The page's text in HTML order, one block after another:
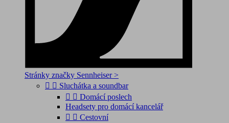
Stránky značky Sennheiser >
  Sluchátka a soundbar
  Domácí poslech
Headsety pro domácí kancelář
  Cestovní